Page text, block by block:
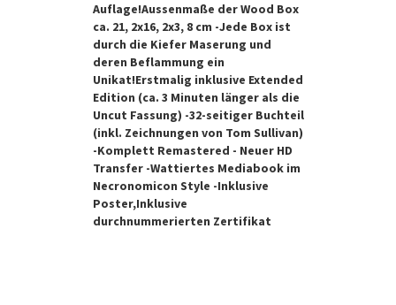
Auflage!Aussenmaße der Wood Box
ca. 21, 2x16, 2x3, 8 cm -Jede Box ist
durch die Kiefer Maserung und
deren Beflammung ein
Unikat!Erstmalig inklusive Extended
Edition (ca. 3 Minuten länger als die
Uncut Fassung) -32-seitiger Buchteil
(inkl. Zeichnungen von Tom Sullivan)
-Komplett Remastered - Neuer HD
Transfer -Wattiertes Mediabook im
Necronomicon Style -Inklusive
Poster,Inklusive
durchnummerierten Zertifikat